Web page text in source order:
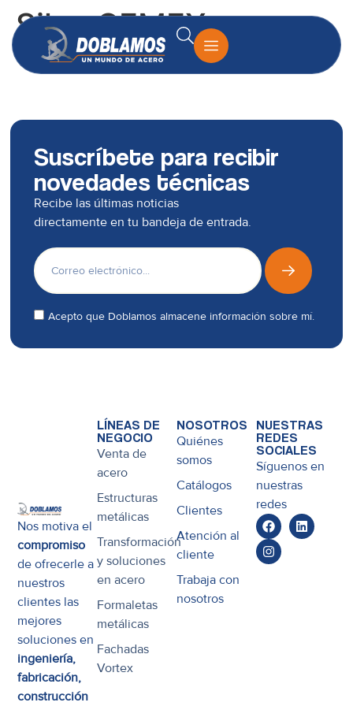
Silos CEMEX
Suscríbete para recibir
novedades técnicas
Recibe las últimas noticias
directamente en tu bandeja de entrada.
Acepto que Doblamos almacene información sobre mí.
Nos motiva el
compromiso
de ofrecerle a
nuestros
clientes las
mejores
soluciones en
ingeniería,
fabricación,
construcción
NOSOTROS
Quiénes
somos
Catálogos
Clientes
Atención al
cliente
Trabaja con
nosotros
LÍNEAS DE
NEGOCIO
Venta de
acero
Estructuras
metálicas
Transformación
y soluciones
en acero
Formaletas
metálicas
Fachadas
Vortex
NUESTRAS
REDES
SOCIALES
Síguenos en
nuestras
redes